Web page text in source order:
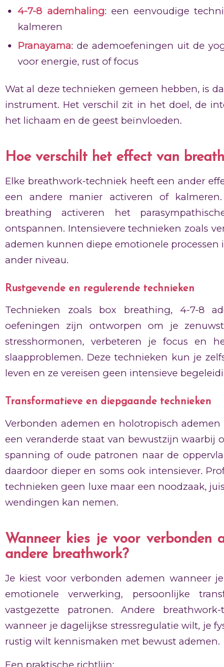
4-7-8 ademhaling: een eenvoudige
kalmeren
Pranayama: de ademoefeningen uit de
voor energie, rust of focus
Wat al deze technieken gemeen hebben, is
instrument. Het verschil zit in het doel, de
het lichaam en de geest beïnvloeden.
Hoe verschilt het effect van
Elke breathwork-techniek heeft een ander
een andere manier activeren of
breathing activeren het
ontspannen. Intensievere technieken zoals
ademen kunnen diepe emotionele
ander niveau.
Rustgevende en regulerende technieken
Technieken zoals box breathing, 4-7-8
oefeningen zijn ontworpen om je
stresshormonen, verbeteren je focus en
slaapproblemen. Deze technieken kun je
leven en ze vereisen geen intensieve
Transformatieve en diepgaande technieken
Verbonden ademen en holotropisch
een veranderde staat van bewustzijn waarbij
spanning of oude patronen naar de
daardoor dieper en soms ook intensiever.
technieken geen luxe maar een noodzaak,
wendingen kan nemen.
Wanneer kies je voor verbonden
andere breathwork?
Je kiest voor verbonden ademen wanneer
emotionele verwerking, persoonlijke
vastgezette patronen. Andere
wanneer je dagelijkse stressregulatie wilt, je
rustig wilt kennismaken met bewust ademen.